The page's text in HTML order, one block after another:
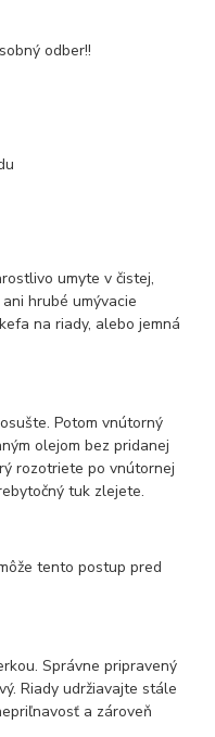
odber!!
umyte v čistej,
hrubé umývacie
na riady, alebo jemná
Potom vnútorný
olejom bez pridanej
rozotriete po vnútornej
tuk zlejete.
tento postup pred
Správne pripravený
Riady udržiavajte stále
a zároveň